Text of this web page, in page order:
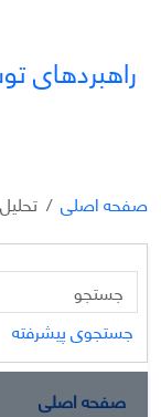
راهبردهای
صفحه اصلی
جستجوی پیشرفته
صفحه اصلی